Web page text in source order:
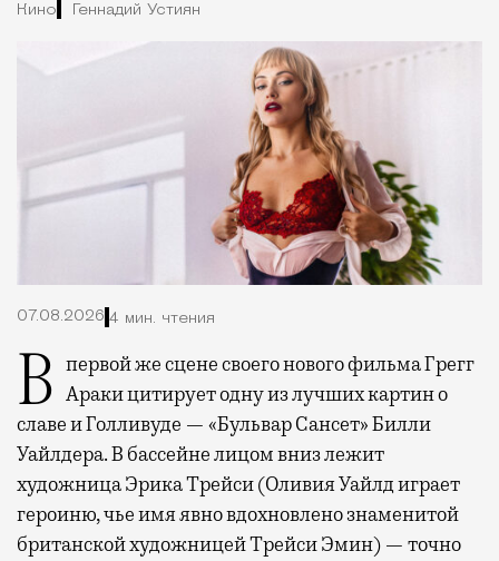
Кино Геннадий Устиян
07.08.2026 4 мин. чтения
В первой же сцене своего нового фильма Грегг Араки цитирует одну из лучших картин о
славе и Голливуде — «Бульвар Сансет» Билли
Уайлдера. В бассейне лицом вниз лежит
художница Эрика Трейси (Оливия Уайлд играет
героиню, чье имя явно вдохновлено знаменитой
британской художницей Трейси Эмин) — точно